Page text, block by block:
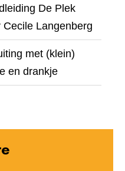
De Plek
Cecile Langenberg
met (klein)
en drankje